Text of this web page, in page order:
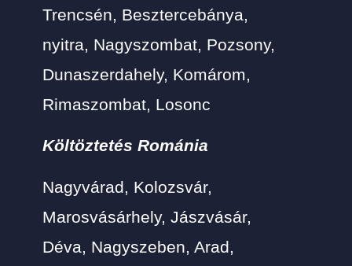
Trencsén, Besztercebánya,
nyitra, Nagyszombat, Pozsony,
Dunaszerdahely, Komárom,
Rimaszombat, Losonc
Költöztetés Románia
Nagyvárad, Kolozsvár,
Marosvásárhely, Jászvásár,
Déva, Nagyszeben, Arad,